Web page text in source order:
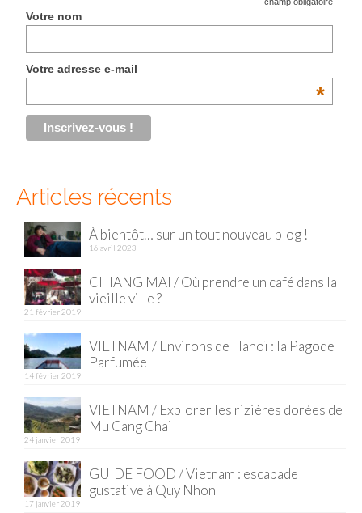
Tokyo
Malaisie
Cameron Highlands
Singapour
Vietnam
Hanoi
Hué
Mai Chau
Mu Cang Chai
Ninh Binh
Quy Nhon
EUROPE
Votre nom
Votre adresse e-mail
*
Articles récents
À bientôt… sur un tout nouveau blog !
16 avril 2023
CHIANG MAI / Où prendre un café dans la
vieille ville ?
21 février 2019
VIETNAM / Environs de Hanoï : la Pagode
Parfumée
14 février 2019
VIETNAM / Explorer les rizières dorées de
Mu Cang Chai
24 janvier 2019
GUIDE FOOD / Vietnam : escapade
gustative à Quy Nhon
17 janvier 2019